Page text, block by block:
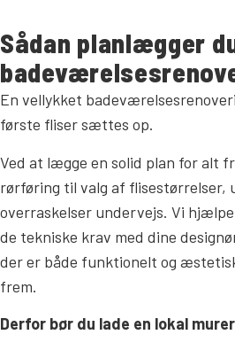
Sådan planlægger
En vellykket
første fliser sættes op.
Ved at lægge en solid plan for alt
rørføring til valg af flisestørrelser,
overraskelser undervejs. Vi
de tekniske krav med dine
der er både funktionelt og
frem.
Derfor bør du lade en lokal